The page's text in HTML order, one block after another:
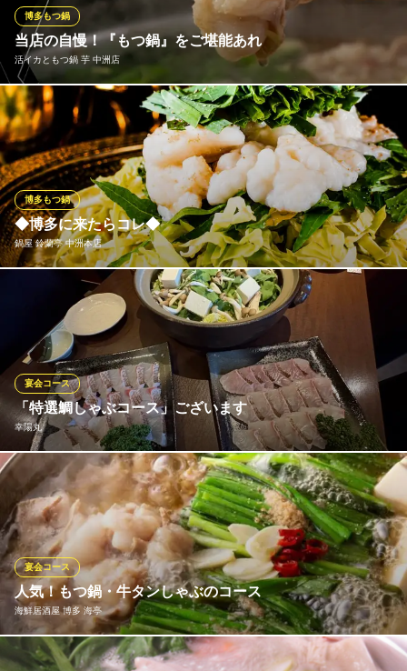
味わいがガラリと変わり、感服。コースに組み込めるのもうれし
い。
割烹 味美
日本料理店
地下鉄中洲川端駅 徒歩5分
福岡県福岡市博多区中洲4-1-10 第2きよたけビル1F
当店の自慢！『もつ鍋』をご堪能あれ
活イカともつ鍋 芋 中洲店
博多もつ鍋
『もつ』と『スープ』が芋のもつ鍋の生命線。もつはオーナー自
らが目利きした新鮮な小腸のみを使用しております。スープは旨
味たっぷりのだしをベースに、調味料をブレンドして1週間寝かせ
た特製の醤油を合わせて仕上げます。もつのプリプリの食感とコ
クのあるスープは一度食べたらヤミツキの味わいです！
活イカともつ鍋 芋 中洲店
全席完全個室/もつ鍋
地下鉄空港線（1号線）中洲川端駅1番出口 徒歩4分
福岡県福岡市博多区中洲4-2-5
◆博多に来たらコレ◆
鍋屋 鈴蘭亭 中洲本店
博多もつ鍋
厳選した和牛もつのみを使用した鈴蘭亭名物のもつ鍋。にんにく
不使用で仕上げることで、和牛もつ本来の旨味と牛骨白湯出汁の
奥深い味わいをお愉しみいただけます。特製卵黄ダレによる味の
変化も人気の理由のひとつです。
鍋屋 鈴蘭亭 中洲本店
出汁と銘酒の隠れ家
地下鉄空港線（1号線）中洲川端駅 徒歩1分
福岡県福岡市博多区中洲3-7-13 SAM’S BLD4 2F
「特選鯛しゃぶコース」ございます
幸陽丸
宴会コース
幸陽丸から「特選鯛しゃぶコース」のご案内です。鯛の美味しい
季節となりました！お客様からも大好評です。ぜひご賞味くださ
いませ。
幸陽丸
博多の海鮮中洲の隠れ家
地下鉄空港線(1号線)中洲川端駅 徒歩2分
福岡県福岡市博多区中洲5-4-6 リバーフェイス2F
人気！もつ鍋・牛タンしゃぶのコース
海鮮居酒屋 博多 海亭
宴会コース
当店のコースは鍋が主役！ぷりぷりのもつと野菜の旨味たっぷり